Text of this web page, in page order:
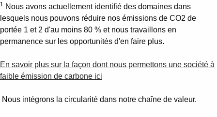
1 Nous avons actuellement identifié des domaines dans
lesquels nous pouvons réduire nos émissions de CO2 de
portée 1 et 2 d'au moins 80 % et nous travaillons en
permanence sur les opportunités d'en faire plus.
En savoir plus sur la façon dont nous permettons une société à
faible émission de carbone ici
Nous intégrons la circularité dans notre chaîne de valeur.